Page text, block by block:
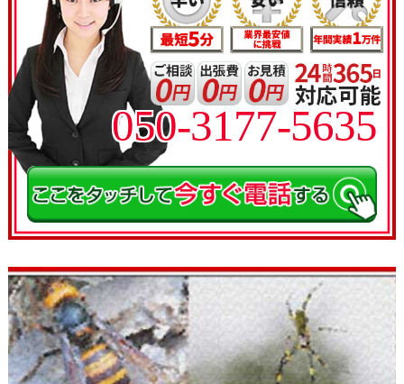
050-3177-5635